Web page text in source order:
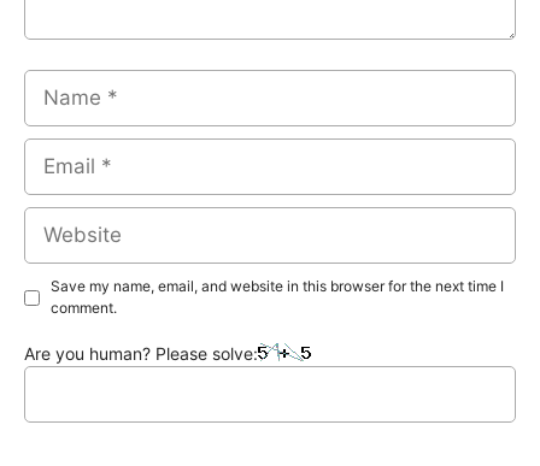
Name
Email
Website
Save my name, email, and website in this browser for the next time I
comment.
Are you human? Please solve: